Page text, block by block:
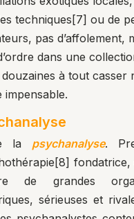
techniques [7] ou de
pas d’affolement,
dans une
à tout casser
impensable.
la psychanalyse.
[8] fondatrice,
de grandes
sérieuses et